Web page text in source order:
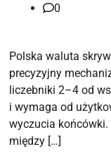
0
Polska waluta
precyzyjny
liczebniki 2–4 od
i wymaga od
wyczucia
między […]